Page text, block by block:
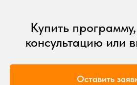
Купить
консультацию или
Оставить